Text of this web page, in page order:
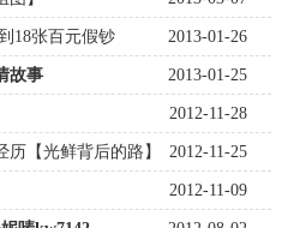
18张百元假钞 2013-01-26
故事 2013-01-25
2012-11-28
历【光鲜背后的路】 2012-11-25
2012-11-09